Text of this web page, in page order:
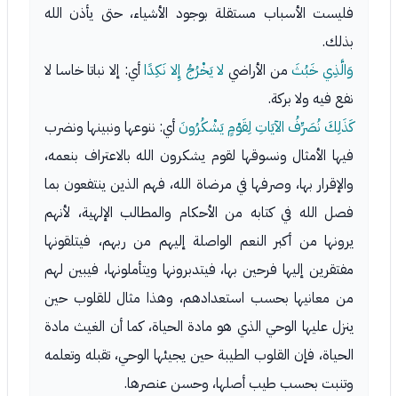
فليست الأسباب مستقلة بوجود الأشياء، حتى يأذن الله
بذلك.
وَالَّذِي خَبُثَ من الأراضي لا يَخْرُجُ إِلا نَكِدًاأي: إلا نباتا خاسا لا
نفع فيه ولا بركة.
كَذَلِكَ نُصَرِّفُ الآيَاتِ لِقَوْمٍ يَشْكُرُونَأي: ننوعها ونبينها ونضرب
فيها الأمثال ونسوقها لقوم يشكرون الله بالاعتراف بنعمه،
والإقرار بها، وصرفها في مرضاة الله، فهم الذين ينتفعون بما
فصل الله في كتابه من الأحكام والمطالب الإلهية، لأنهم
يرونها من أكبر النعم الواصلة إليهم من ربهم، فيتلقونها
مفتقرين إليها فرحين بها، فيتدبرونها ويتأملونها، فيبين لهم
من معانيها بحسب استعدادهم، وهذا مثال للقلوب حين
ينزل عليها الوحي الذي هو مادة الحياة، كما أن الغيث مادة
الحياة، فإن القلوب الطيبة حين يجيئها الوحي، تقبله وتعلمه
وتنبت بحسب طيب أصلها، وحسن عنصرها.